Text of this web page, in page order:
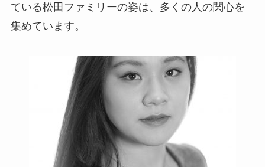
ている松田ファミリーの姿は、多くの人の関心を
集めています。